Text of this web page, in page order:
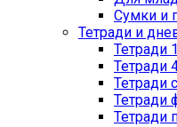
Сумки и
Тетради и
Тетради
Тетради
Тетради
Тетради
Тетради